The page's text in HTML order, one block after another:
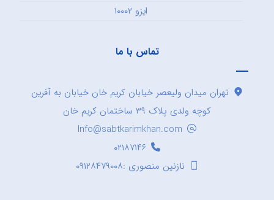
ایزو ۱۰۰۰۲
تماس با ما
تهران میدان ولیعصر خیابان کریم خان خیابان به آفرین
کوچه ولدی پلاک ۳۹ ساختمان کریم خان
Info@sabtkarimkhan.com
۰۲۱۸۷۱۴۶
نازنین منصوری :۰۹۱۲۸۴۷۹۰۰۸